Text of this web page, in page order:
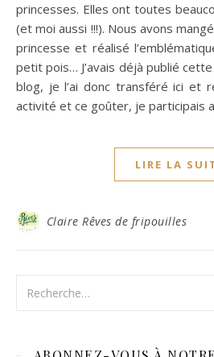
princesses. Elles ont toutes
(et moi aussi !!!). Nous avons
princesse et réalisé
petit pois… J’avais déjà publié
blog, je l’ai donc transféré ici et
activité et ce goûter, je participais
LIRE LA
Claire Rêves de fripouilles